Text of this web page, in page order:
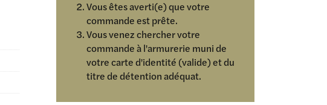
Vous êtes averti(e) que votre
commande est prête.
Vous venez chercher votre
commande à l'armurerie muni de
votre carte d'identité (valide) et du
titre de détention adéquat.